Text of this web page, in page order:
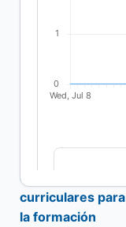
estudiantiles para
ciudadana en
comunicación y
educativas
curriculares para
la formación